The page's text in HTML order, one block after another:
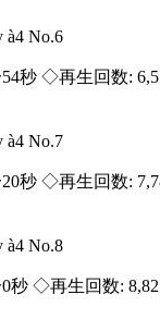
No.6
秒 ◇再生回数:
No.7
秒 ◇再生回数:
No.8
秒 ◇再生回数: